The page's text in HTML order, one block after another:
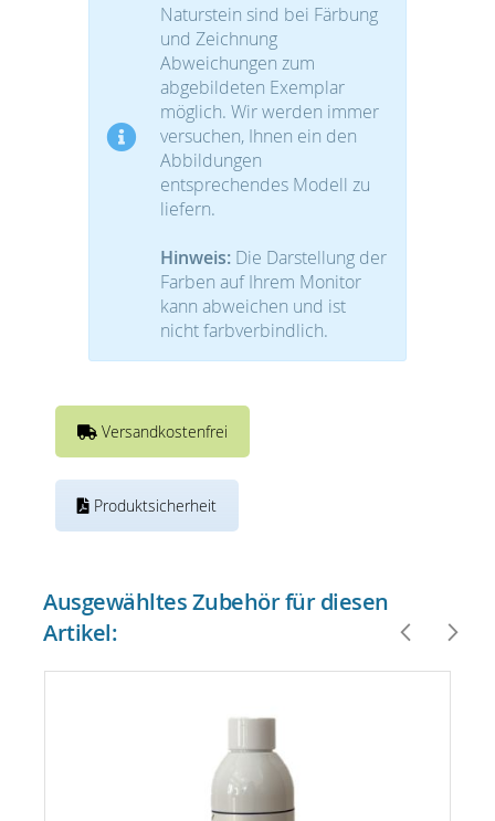
Naturstein sind bei Färbung
und Zeichnung
Abweichungen zum
abgebildeten Exemplar
möglich. Wir werden immer
versuchen, Ihnen ein den
Abbildungen
entsprechendes Modell zu
liefern.
Hinweis: Die Darstellung der
Farben auf Ihrem Monitor
kann abweichen und ist
nicht farbverbindlich.
Versandkostenfrei
Produktsicherheit
Ausgewähltes Zubehör für diesen
Artikel: